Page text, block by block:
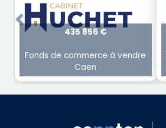
435 856 €
Fonds de commerce à vendre
Caen
Previous